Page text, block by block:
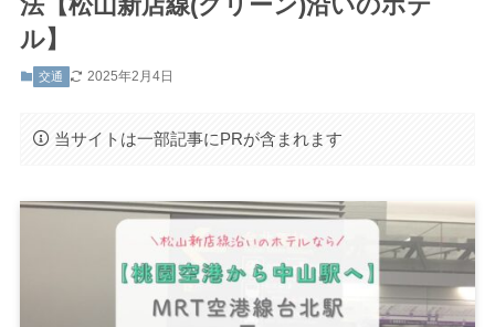
ル】
交通 2025年2月4日
当サイトは一部記事にPRが含まれます